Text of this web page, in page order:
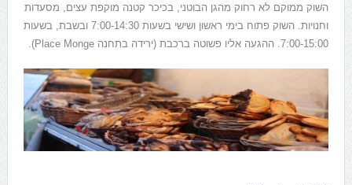
השוק ממוקם לא רחוק מהגן הבוטני, בכיכר קטנה מוקפת עצים, מסעדות
וחנויות. השוק פתוח בימי ראשון ושישי בשעות 7:00-14:30 ובשבת, בשעות
7:00-15:00. ההגעה אליו פשוטה ברכבת (ירידה בתחנה Place Monge).